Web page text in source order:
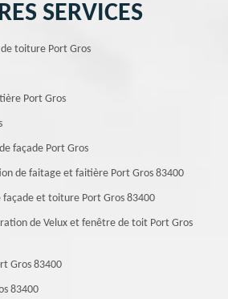
SERVICES
toiture Port Gros
Port Gros
façade Port Gros
de faitage et faitière Port Gros 83400
et toiture Port Gros 83400
de Velux et fenêtre de toit Port Gros
Gros 83400
83400